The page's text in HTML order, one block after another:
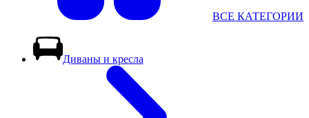
ВСЕ КАТЕГОРИИ
Диваны и кресла